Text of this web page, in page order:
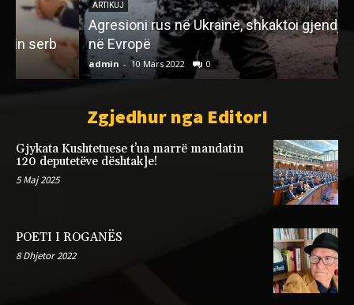
ARTIKUJ
Agresioni rus në Ukrainë, shkaktoi gjendje lufte
në Evropë
10 Mars 2022 0
Zgjedhur nga EditorI
Gjykata Kushtetuese t’ua marrë mandatin
120 deputetëve dështak]e!
5 Maj 2025
POETI I ROGANËS
8 Dhjetor 2022